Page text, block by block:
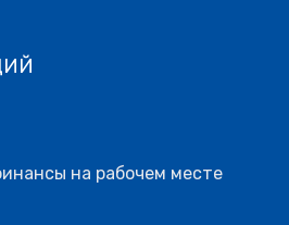
на рабочем месте